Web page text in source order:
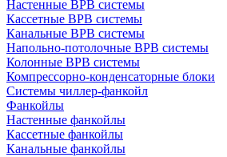
Настенные ВРВ системы
Кассетные ВРВ системы
Канальные ВРВ системы
Напольно-потолочные ВРВ системы
Колонные ВРВ системы
Компрессорно-конденсаторные блоки
Системы чиллер-фанкойл
Фанкойлы
Настенные фанкойлы
Кассетные фанкойлы
Канальные фанкойлы